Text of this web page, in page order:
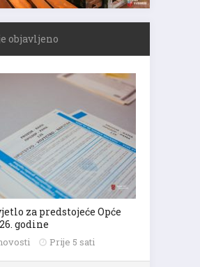
objavljeno
za predstojeće Opće
godine
Prije 5 sati